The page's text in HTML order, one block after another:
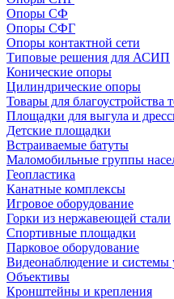
Опоры СФ
Опоры СФГ
Опоры контактной сети
Типовые решения для АСИП
Конические опоры
Цилиндрические опоры
Товары для благоустройства
Площадки для выгула и
Детские площадки
Встраиваемые батуты
Маломобильные группы
Геопластика
Канатные комплексы
Игровое оборудование
Горки из нержавеющей стали
Спортивные площадки
Парковое оборудование
Видеонаблюдение и системы
Объективы
Кронштейны и крепления